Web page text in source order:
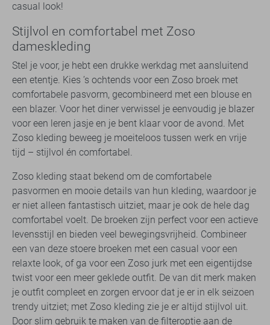
casual look!
Stijlvol en comfortabel met Zoso
dameskleding
Stel je voor, je hebt een drukke werkdag met aansluitend
een etentje. Kies ’s ochtends voor een Zoso broek met
comfortabele pasvorm, gecombineerd met een blouse en
een blazer. Voor het diner verwissel je eenvoudig je blazer
voor een leren jasje en je bent klaar voor de avond. Met
Zoso kleding beweeg je moeiteloos tussen werk en vrije
tijd – stijlvol én comfortabel.
Zoso kleding staat bekend om de comfortabele
pasvormen en mooie details van hun kleding, waardoor je
er niet alleen fantastisch uitziet, maar je ook de hele dag
comfortabel voelt. De broeken zijn perfect voor een actieve
levensstijl en bieden veel bewegingsvrijheid. Combineer
een van deze stoere broeken met een casual voor een
relaxte look, of ga voor een Zoso jurk met een eigentijdse
twist voor een meer geklede outfit. De van dit merk maken
je outfit compleet en zorgen ervoor dat je er in elk seizoen
trendy uitziet; met Zoso kleding zie je er altijd stijlvol uit.
Door slim gebruik te maken van de filteroptie aan de